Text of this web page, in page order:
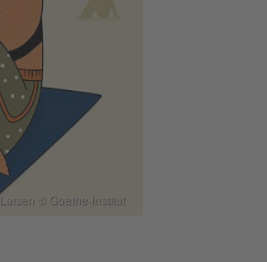
© Goethe-Institut